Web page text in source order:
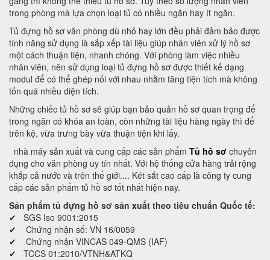
trong phòng mà lựa chọn loại tủ có nhiều ngăn hay ít ngăn.
Tủ đựng hồ sơ văn phòng dù nhỏ hay lớn đều phải đảm bảo được
tính năng sử dụng là sắp xếp tài liệu giúp nhân viên xử lý hồ sơ
một cách thuận tiện, nhanh chóng. Với phòng làm việc nhiều
nhân viên, nên sử dụng loại tủ đựng hồ sơ được thiết kế dạng
modul để có thể ghép nối với nhau nhằm tăng tiện tích mà không
tốn quá nhiều diện tích.
Những chiếc tủ hồ sơ sẽ giúp bạn bảo quản hồ sơ quan trọng để
trong ngăn có khóa an toàn, còn những tài liệu hàng ngày thì để
trên kệ, vừa trưng bày vừa thuận tiện khi lấy.
nhà máy sản xuất và cung cấp các sản phẩm Tủ hồ sơ chuyên
dụng cho văn phòng uy tín nhất. Với hệ thống cửa hàng trải rộng
khắp cả nước và trên thế giới.... Két sắt cao cấp là công ty cung
cấp các sản phẩm tủ hồ sơ tốt nhất hiện nay.
Sản phẩm tủ đựng hồ sơ sản xuất theo tiêu chuẩn Quốc tế:
✔ SGS Iso 9001:2015
✔ Chứng nhận số: VN 16/0059
✔ Chứng nhận VINCAS 049-QMS (IAF)
✔ TCCS 01:2010/VTNH&ATKQ